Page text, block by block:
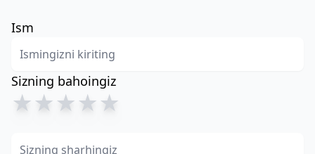
Ism
Sizning bahoingiz
★★★★★